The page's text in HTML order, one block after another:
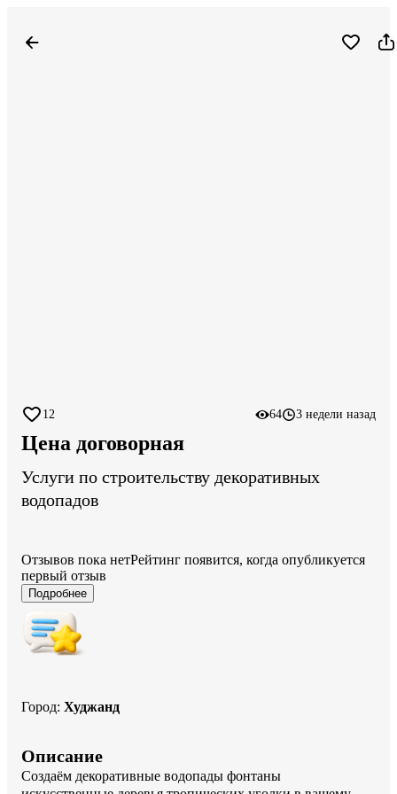
12 64 3 недели назад
Цена договорная
Услуги по строительству декоративных
водопадов
Отзывов пока нетРейтинг появится, когда опубликуется
первый отзыв
Подробнее
Город: Худжанд
Описание
Создаём декоративные водопады фонтаны